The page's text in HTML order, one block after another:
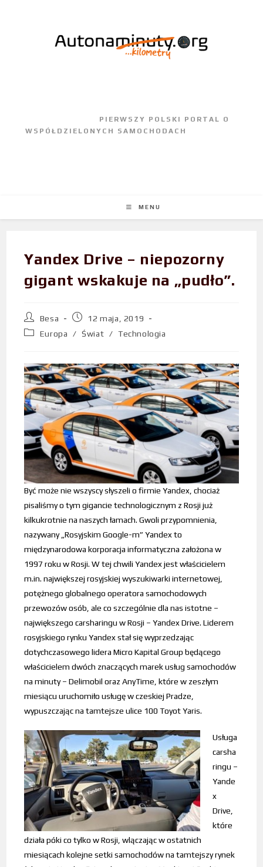
MENU
Yandex Drive – niepozorny
gigant wskakuje na „pudło”.
Besa
12 maja, 2019
Europa
/ Świat / Technologia
Być może nie wszyscy słyszeli o firmie Yandex, chociaż
pisaliśmy o tym gigancie technologicznym z Rosji już
kilkukrotnie na naszych łamach. Gwoli przypomnienia,
nazywany „Rosyjskim Google-m” Yandex to
międzynarodowa korporacja informatyczna założona w
1997 roku w Rosji. W tej chwili Yandex jest właścicielem
m.in. największej rosyjskiej wyszukiwarki internetowej,
potężnego globalnego operatora samochodowych
przewozów osób, ale co szczególnie dla nas istotne –
największego carsharingu w Rosji – Yandex Drive. Liderem
rosyjskiego rynku Yandex stał się wyprzedzając
dotychczasowego lidera Micro Kapital Group będącego
właścicielem dwóch znaczących marek usług samochodów
na minuty – Delimobil oraz AnyTime, które w zeszłym
miesiącu uruchomiło usługę w czeskiej Pradze,
wypuszczając na tamtejsze ulice 100 Toyot Yaris.
Usługa
carsha
ringu –
Yande
x
Drive,
które
działa póki co tylko w Rosji, wlączając w ostatnich
miesiącach kolejne setki samochodów na tamtejszy rynek